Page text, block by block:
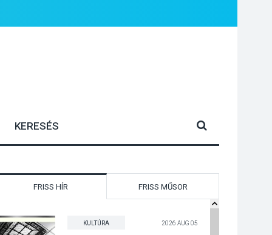
FRISS HÍR FRISS MŰSOR
KULTÚRA 2026 AUG 05